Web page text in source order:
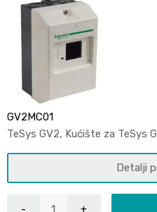
GV2MC01
TeSys GV2, Kućište za TeSys
Detalji